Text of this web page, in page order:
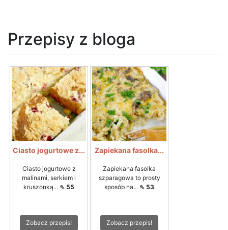
Przepisy z bloga
Ciasto jogurtowe z...
Ciasto jogurtowe z
malinami, serkiem i
kruszonką... ⇖ 55
Zobacz przepis!
Zapiekana fasolka...
Zapiekana fasolka
szparagowa to prosty
sposób na... ⇖ 53
Zobacz przepis!